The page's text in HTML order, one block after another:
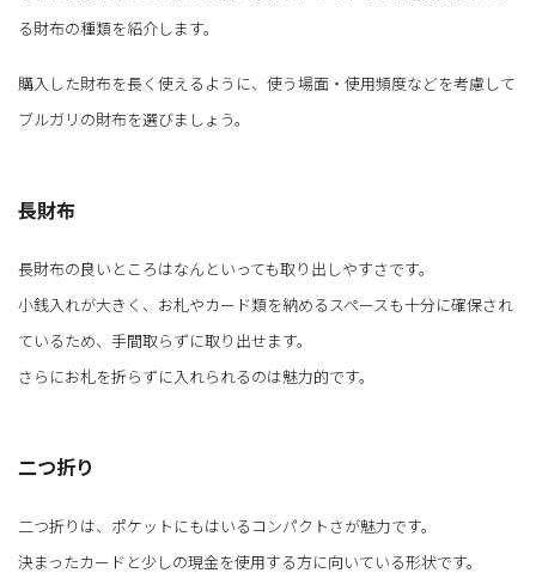
る財布の種類を紹介します。
購入した財布を長く使えるように、使う場面・使用頻度などを考慮して
ブルガリの財布を選びましょう。
長財布
長財布の良いところはなんといっても取り出しやすさです。
小銭入れが大きく、お札やカード類を納めるスペースも十分に確保され
ているため、手間取らずに取り出せます。
さらにお札を折らずに入れられるのは魅力的です。
二つ折り
二つ折りは、ポケットにもはいるコンパクトさが魅力です。
決まったカードと少しの現金を使用する方に向いている形状です。